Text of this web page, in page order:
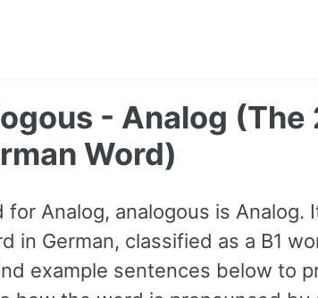
- Analog
Word)
for Analog, analogous is Analog.
in German, classified as a B1
example sentences below to